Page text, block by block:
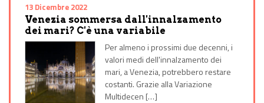
13 Dicembre 2022
Venezia sommersa dall'innalzamento
dei mari? C'è una variabile
Per almeno i prossimi due decenni, i
valori medi dell'innalzamento dei
mari, a Venezia, potrebbero restare
costanti. Grazie alla Variazione
Multidecen […]